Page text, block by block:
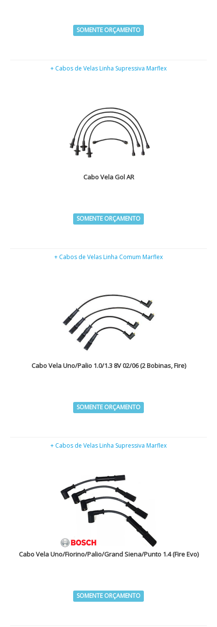
SOMENTE ORÇAMENTO
+ Cabos de Velas Linha Supressiva Marflex
Cabo Vela Gol AR
SOMENTE ORÇAMENTO
+ Cabos de Velas Linha Comum Marflex
Cabo Vela Uno/Palio 1.0/1.3 8V 02/06 (2 Bobinas, Fire)
SOMENTE ORÇAMENTO
+ Cabos de Velas Linha Supressiva Marflex
Cabo Vela Uno/Fiorino/Palio/Grand Siena/Punto 1.4 (Fire Evo)
SOMENTE ORÇAMENTO